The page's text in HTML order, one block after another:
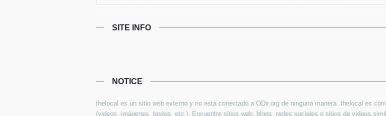
SITE INFO
NOTICE
thelocal es un sitio web externo y no está conectado a ODir.org de ninguna manera. thelocal es
(videos, imágenes, textos, etc.). Encuentre sitios web, blogs, redes sociales o sitios de videos